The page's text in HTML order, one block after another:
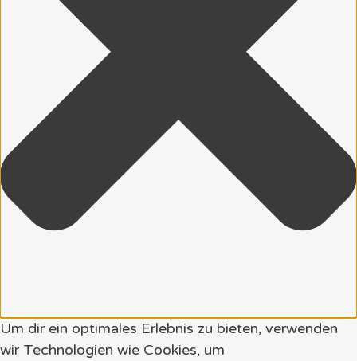
Um dir ein optimales Erlebnis zu bieten, verwenden
wir Technologien wie Cookies, um